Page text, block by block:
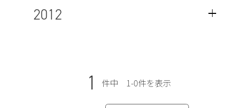
2012
1 件中 1-0件を表示